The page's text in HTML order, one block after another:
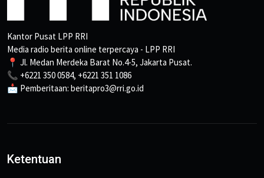
Kantor Pusat LPP RRI
Media radio berita online terpercaya - LPP RRI
📍 Jl. Medan Merdeka Barat No.4-5, Jakarta Pusat.
📞 +6221 350 0584, +6221 351 1086
📩 Pemberitaan: beritapro3@rri.go.id
Ketentuan